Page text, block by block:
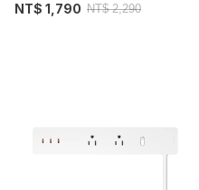
NT$ 1,790 NT$ 2,290